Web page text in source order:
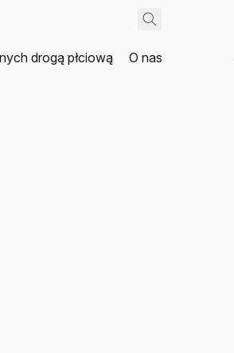
drogą płciową O nas